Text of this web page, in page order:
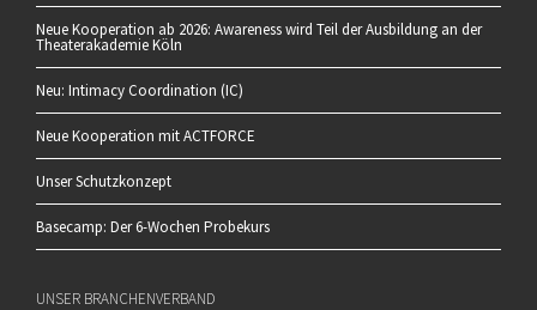
Neue Kooperation ab 2026: Awareness wird Teil der Ausbildung an der
Theaterakademie Köln
Neu: Intimacy Coordination (IC)
Neue Kooperation mit ACTFORCE
Unser Schutzkonzept
Basecamp: Der 6-Wochen Probekurs
UNSER BRANCHENVERBAND